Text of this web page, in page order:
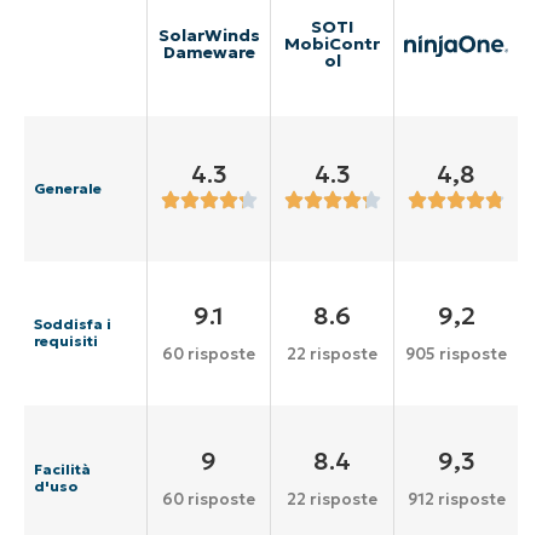
SolarWinds
Dameware
SOTI
MobiContr
ol
Generale 4.3 4.3 4,8
Soddisfa i
requisiti
9.1
60 risposte
8.6
22 risposte
9,2
905 risposte
Facilità
d'uso
9
60 risposte
8.4
22 risposte
9,3
912 risposte